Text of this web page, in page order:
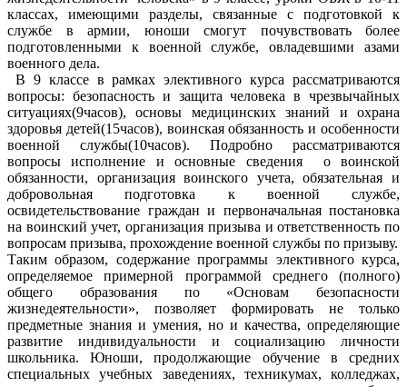
классах, имеющими разделы, связанные с подготовкой к
службе в армии, юноши смогут почувствовать более
подготовленными к военной службе, овладевшими азами
военного дела.
В 9 классе в рамках элективного курса рассматриваются
вопросы: безопасность и защита человека в чрезвычайных
ситуациях(9часов), основы медицинских знаний и охрана
здоровья детей(15часов), воинская обязанность и особенности
военной службы(10часов). Подробно рассматриваются
вопросы исполнение и основные сведения о воинской
обязанности, организация воинского учета, обязательная и
добровольная подготовка к военной службе,
освидетельствование граждан и первоначальная постановка
на воинский учет, организация призыва и ответственность по
вопросам призыва, прохождение военной службы по призыву.
Таким образом, содержание программы элективного курса,
определяемое примерной программой среднего (полного)
общего образования по «Основам безопасности
жизнедеятельности», позволяет формировать не только
предметные знания и умения, но и качества, определяющие
развитие индивидуальности и социализацию личности
школьника. Юноши, продолжающие обучение в средних
специальных учебных заведениях, техникумах, колледжах,